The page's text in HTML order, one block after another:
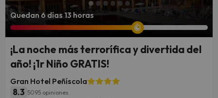
Quedan 6 días 13 horas
¡La noche más terrorífica y divertida del
año! ¡1r Niño GRATIS!
Gran Hotel Peñíscola
8.3 5095 opiniones